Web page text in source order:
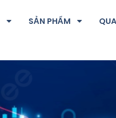
SẢN PHẨM